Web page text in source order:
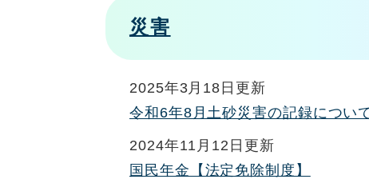
災害
2025年3月18日更新
令和6年8月土砂災害の記録につい
2024年11月12日更新
国民年金【法定免除制度】